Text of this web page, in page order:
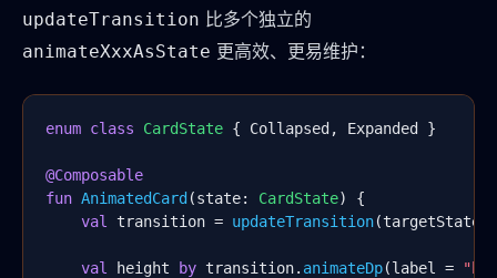
updateTransition 比多个独立的
animateXxxAsState 更高效、更易维护：
enum class CardState { Collapsed, Expanded }
@Composable
fun AnimatedCard (state: CardState) {
val
transition = updateTransition(targetState
val height by transition. animateDp(label =